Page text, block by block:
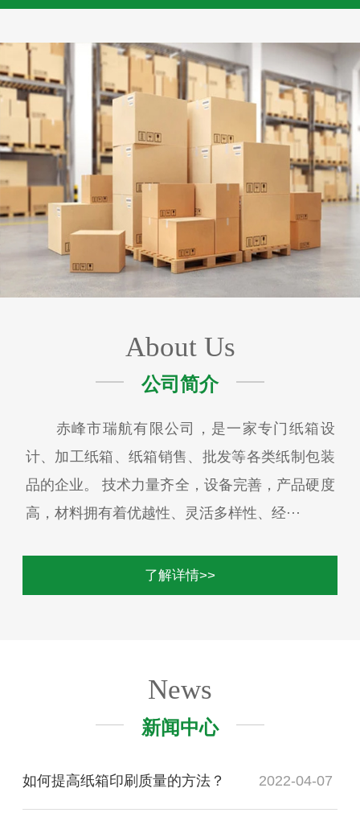
About Us
公司简介
赤峰市瑞航有限公司，是一家专门纸箱设
计、加工纸箱、纸箱销售、批发等各类纸制包装
品的企业。 技术力量齐全，设备完善，产品硬度
高，材料拥有着优越性、灵活多样性、经···
了解详情>>
News
新闻中心
如何提高纸箱印刷质量的方法？ 2022-04-07